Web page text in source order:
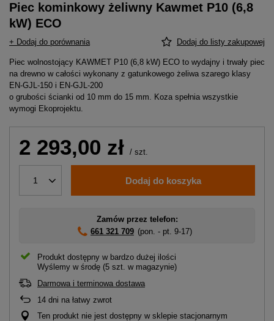
Piec kominkowy żeliwny Kawmet P10 (6,8
kW) ECO
+ Dodaj do porównania Dodaj do listy zakupowej
Piec wolnostojący KAWMET P10 (6,8 kW) ECO to wydajny i trwały piec
na drewno w całości wykonany z gatunkowego żeliwa szarego klasy
EN-GJL-150 i EN-GJL-200
o grubości ścianki od 10 mm do 15 mm. Koza spełnia wszystkie
wymogi Ekoprojektu.
2 293,00 zł / szt.
1 Dodaj do koszyka
Zamów przez telefon:
661 321 709 (pon. - pt. 9-17)
Produkt dostępny w bardzo dużej ilości
Wyślemy w środę (5 szt. w magazynie)
Darmowa i terminowa dostawa
14 dni na łatwy zwrot
Ten produkt nie jest dostępny w sklepie stacjonarnym